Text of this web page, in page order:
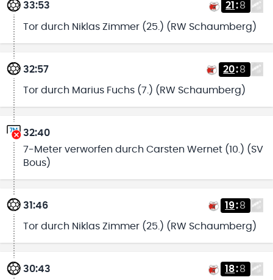
33:53 21 :8
Tor durch Niklas Zimmer (25.) (RW Schaumberg)
32:57 20:8
Tor durch Marius Fuchs (7.) (RW Schaumberg)
32:40
7-Meter verworfen durch Carsten Wernet (10.) (SV
Bous)
31:46 19:8
Tor durch Niklas Zimmer (25.) (RW Schaumberg)
30:43 18:8